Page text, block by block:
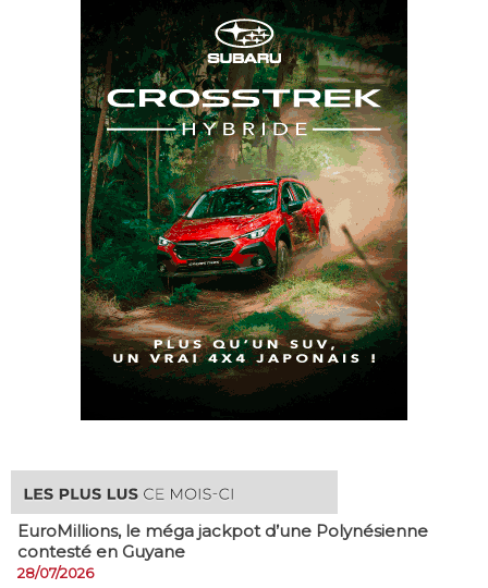
EuroMillions, ​le méga jackpot d’une Polynésienne
contesté en Guyane
28/07/2026